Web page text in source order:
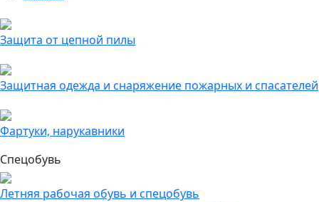
Защита от цепной пилы
Защитная одежда и снаряжение пожарных и спасателей
Фартуки, нарукавники
Спецобувь
Летняя рабочая обувь и спецобувь